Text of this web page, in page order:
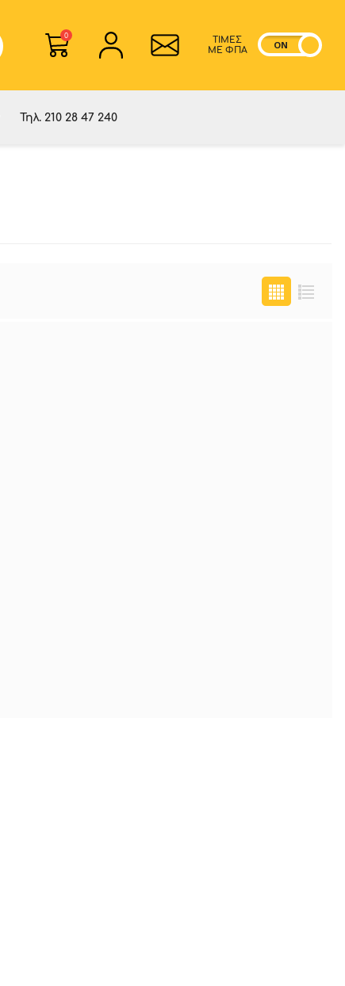
0
ΤΙΜΕΣ
ME ΦΠΑ
ON
Τηλ. 210 28 47 240